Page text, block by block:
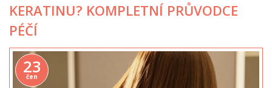
KERATINU? KOMPLETNÍ PRŮVODCE
PÉČÍ
23
čen